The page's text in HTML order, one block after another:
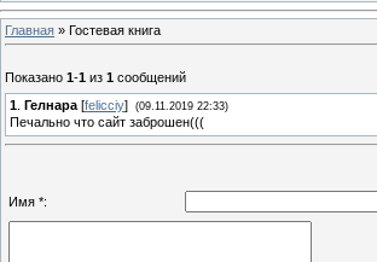
Главная » Гостевая книга
Показано 1-1 из 1 сообщений
1
Гелнара [felicciy] (09.11.2019 22:33)
Печально что сайт заброшен(((
Имя *: